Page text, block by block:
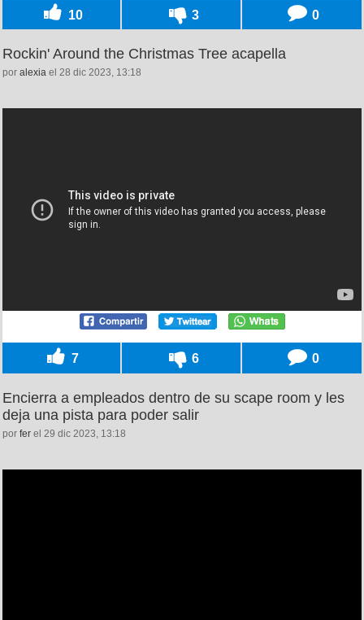
10 3 0
Rockin' Around the Christmas Tree acapella
por alexia el 28 dic 2023, 13:18
7 6 0
Encierra a empleados dentro de su scape room y les
deja una pista para poder salir
por fer el 29 dic 2023, 13:18